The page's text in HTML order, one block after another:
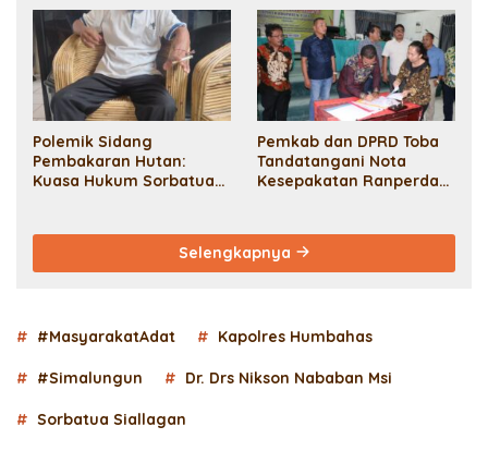
Simanjuntak Lawan
Dengan Praperadilan
Bukan Ranah Pidana
Polemik Sidang
Pembakaran Hutan:
Kuasa Hukum Sorbatua
Pemkab dan DPRD Toba
Tandatangani Nota
Kesepakatan Ranperda
Selengkapnya
#MasyarakatAdat Kapolres Humbahas
#Simalungun Dr. Drs Nikson Nababan Msi
Sorbatua Siallagan